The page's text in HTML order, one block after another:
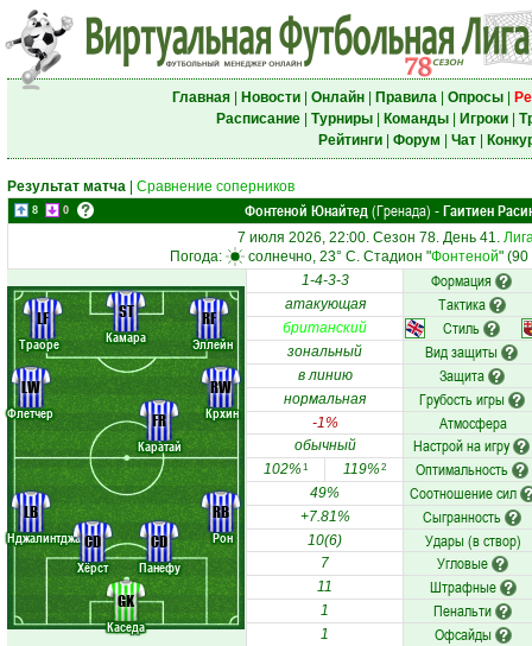
Главная| Новости| Онлайн| Правила| Опросы|
Расписание| Турниры| Команды| Игроки|
Рейтинги| Форум Чат|
Результат матча Сравнение соперников
8 0 Фонтеной Юнайтед(Гренада) - Гаитиен
7 июля 2026, 22:00. Сезон 78. День 41.
Погода:
солнечно, 23° C. Стадион "Фонтеной" (90
Каседа
Нджалинтджа.
Хёрст
Панефу
Рон
Флетчер
Каратай
Крхин
Траоре Камара Эллейн
GK
LB
CD
CD
RB
LW
FR
RW
LF ST RF
1-4-3-3 Формация
атакующая Тактика
британский Стиль
зональный Вид защиты
в линию Защита
нормальная Грубость игры
-1% Атмосфера
обычный Настрой на игру
102%1 119%2 Оптимальность
49% Соотношение сил
+7.81% Сыгранность
10(6) Удары (в створ)
7 Угловые
11 Штрафные
1 Пенальти
1 Офсайды